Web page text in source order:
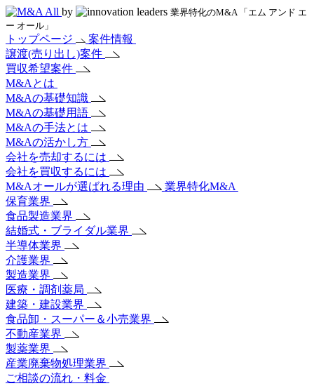
by
業界特化のM&A 「エム アンド エ
ー オール」
トップページ
案件情報
譲渡(売り出し)案件
買収希望案件
M&Aとは
M&Aの基礎知識
M&Aの基礎用語
M&Aの手法とは
M&Aの活かし方
会社を売却するには
会社を買収するには
M&Aオールが選ばれる理由
業界特化M&A
保育業界
食品製造業界
結婚式・ブライダル業界
半導体業界
介護業界
製造業界
医療・調剤薬局
建築・建設業界
食品卸・スーパー＆小売業界
不動産業界
製薬業界
産業廃棄物処理業界
ご相談の流れ・料金